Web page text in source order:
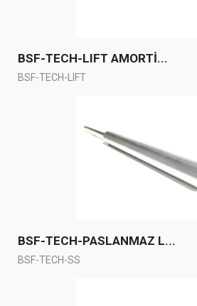
BSF-TECH-LIFT AMORTİ...
BSF-TECH-LIFT
BSF-TECH-PASLANMAZ L...
BSF-TECH-SS